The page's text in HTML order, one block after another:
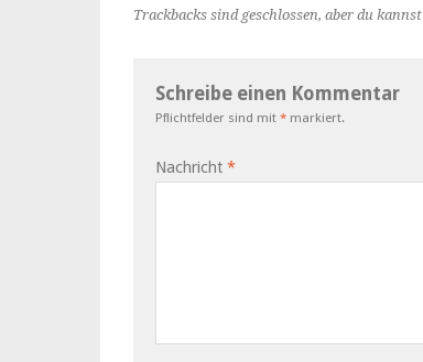
Trackbacks sind geschlossen, aber du kannst
Schreibe einen Kommentar
Pflichtfelder sind mit * markiert.
Nachricht *